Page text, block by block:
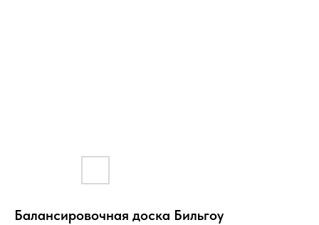
Балансировочная доска Бильгоу